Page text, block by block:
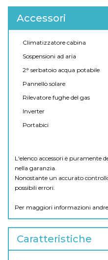
Accessori
Climatizzatore cabina
Sospensioni ad aria
2° serbatoio acqua potabile
Pannello solare
Rilevatore fughe del gas
Inverter
Portabici
L'elenco accessori è puramente
nella garanzia.
Nonostante un accurato
possibili errori.
Per maggiori informazioni
Caratteristiche